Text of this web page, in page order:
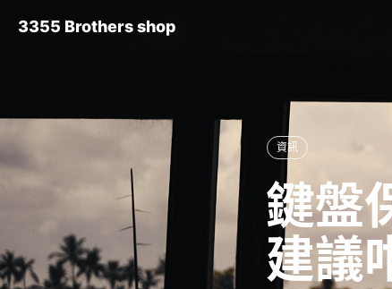
3355 Brothers shop
資訊
鍵盤
建議